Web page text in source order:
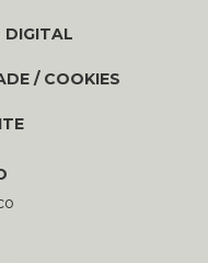
DIGITAL
/ COOKIES